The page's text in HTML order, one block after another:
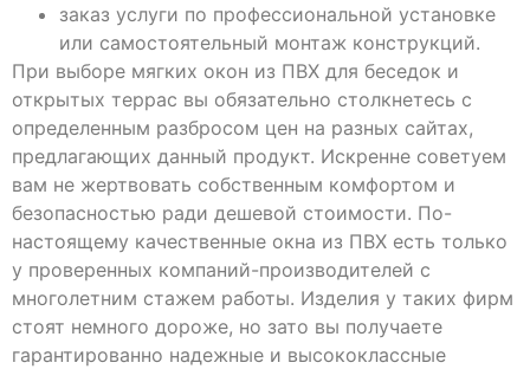
заказ услуги по профессиональной установке
или самостоятельный монтаж конструкций.
При выборе мягких окон из ПВХ для беседок и
открытых террас вы обязательно столкнетесь с
определенным разбросом цен на разных сайтах,
предлагающих данный продукт. Искренне советуем
вам не жертвовать собственным комфортом и
безопасностью ради дешевой стоимости. По-
настоящему качественные окна из ПВХ есть только
у проверенных компаний-производителей с
многолетним стажем работы. Изделия у таких фирм
стоят немного дороже, но зато вы получаете
гарантированно надежные и высококлассные